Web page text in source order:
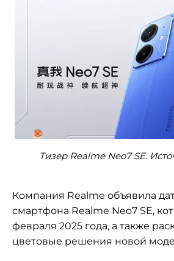
Тизер Realme Neo7 SE.
Компания Realme объявила
смартфона Realme Neo7 SE,
февраля 2025 года, а также
цветовые решения новой